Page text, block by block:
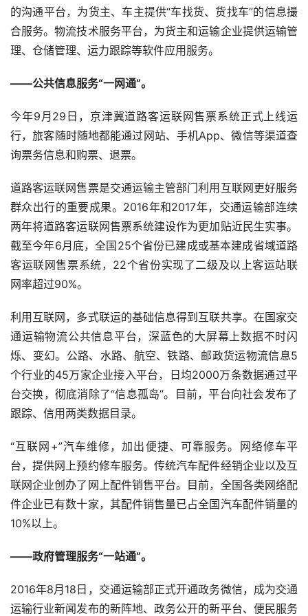
的沟通平台，为货主、车主提供“车找货、货找车”的信息撮
合服务。物流技术服务平台，为货主和运输企业提供运输管
理、仓储管理、运力跟踪等软件应用服务。
——公共信息服务“一网通”。
今年9 月29 日，京津冀道路客运联网售票系统正式上线运
行，旅客随时随地都能通过网站、手机App、微信等渠道查
询票务信息和购票、退票。
道路客运联网售票是交通运输主管部门利用互联网更好服务
群众出行的重要成果。 2016年和2017年，交通运输部连续
两年将道路客运联网售票系统建设作为更加贴近民生实事。
截至今年6月底，全国25个省份已建成或基本建成省域道路
客运联网售票系统， 22个省份实现了二级及以上客运站联
网率超过90%。
利用互联网，多式联运的基础信息得到互联共享。在国家交
通运输物流公共信息平台，深蓝色的大屏幕上数据不时闪
烁、变幻。公路、水路、航空、铁路、邮政货运物流信息5
个行业的45万家企业接入平台，日均2000万条数据通过平
台交换，彻底消除了“信息孤岛”。目前，平台向社会发布了
跟踪、信用两类数据目录。
“互联网 +”汽车维修，加出便捷、可靠服务。网络修车平
台，提供网上预约修车服务。传统汽车配件经销企业以及互
联网企业创办了网上配件销售平台。目前，全国各类网络配
件企业已有数十家，其配件销售量已占全国汽车配件销量的
10%以上。
——政府管理服务“一站通”。
2016年8月18日，交通运输部正式开通政务微信，成为交通
运输行业新闻发布的新阵地、政务公开的新平台、便民服务